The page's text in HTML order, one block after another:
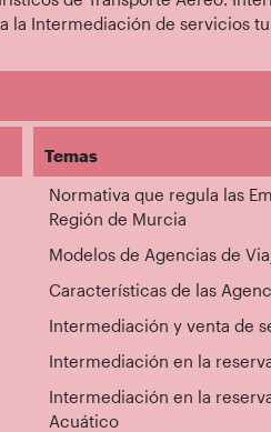
Intermediación de servicios
Temas
Normativa que regula las
Región de Murcia
Modelos de Agencias de
Características de las
Intermediación y venta de
Intermediación en la
Intermediación en la
Acuático